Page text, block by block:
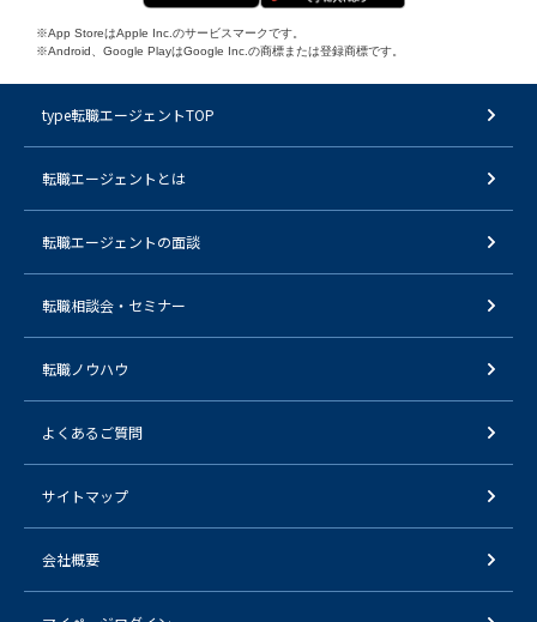
※App StoreはApple Inc.のサービスマークです。
※Android、Google PlayはGoogle Inc.の商標または登録商標です。
type転職エージェントTOP
転職エージェントとは
転職エージェントの面談
転職相談会・セミナー
転職ノウハウ
よくあるご質問
サイトマップ
会社概要